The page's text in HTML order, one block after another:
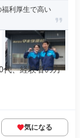
利厚生で高い
代、経験者の方
気になる